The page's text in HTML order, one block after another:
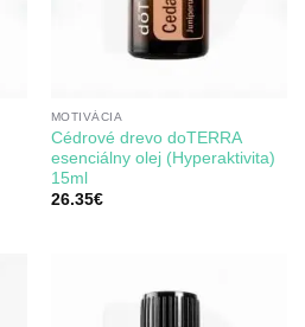
MOTIVÁCIA
Cédrové drevo doTERRA
esenciálny olej (Hyperaktivita)
15ml
26.35€